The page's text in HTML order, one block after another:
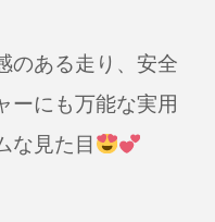
のある走り、安全
ーにも万能な実用
な見た目